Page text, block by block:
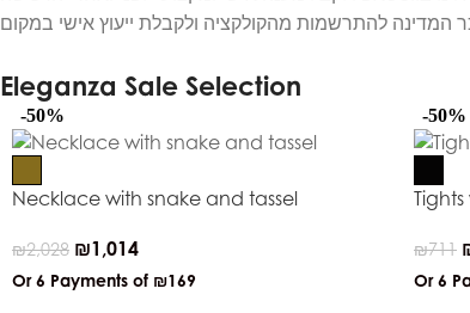
Eleganza Sale Selection
-50%
Necklace with snake and tassel
₪2,028 ₪1,014
Or 6 Payments of ₪169
-50%
₪711
Or 6